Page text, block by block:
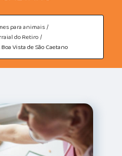
para animais
do Retiro
Vista de São Caetano